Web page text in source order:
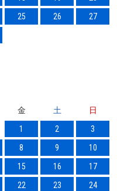
25 26
27
金 土
日
1
2
3
8 9
10
15 16
17
22 23
24